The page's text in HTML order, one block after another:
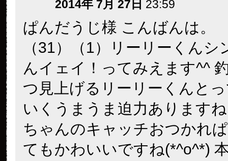
2014年 7月 27日 23:59
ぱんだうじ様 こんばんは。
（31）（1）リーリーくんシ
んイェイ！ってみえます^^
つ見上げるリーリーくんと
いくうまうま迫力あります
ちゃんのキャッチおつかれ
てもかわいいですね(*^o^*)